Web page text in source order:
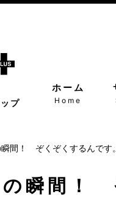
プ
ホーム
Home
瞬間！ ぞくぞくするんです。
の瞬間！